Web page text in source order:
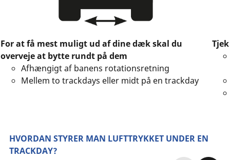
For at få mest muligt ud af dine dæk skal du
overveje at bytte rundt på dem
Afhængigt af banens rotationsretning
Mellem to trackdays eller midt på en trackday
HVORDAN STYRER MAN LUFTTRYKKET UNDER EN
TRACKDAY?